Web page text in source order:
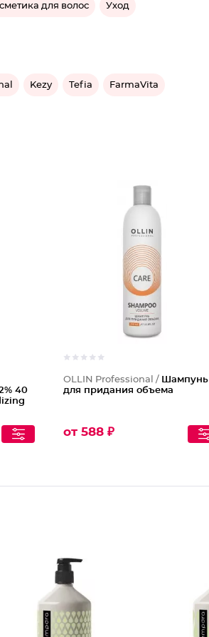
для волос Уход
Kezy Tefia FarmaVita
40
OLLIN Professional / Шампунь
для придания объема
от 588 ₽